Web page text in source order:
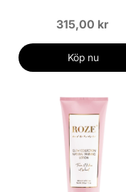
315,00 kr
Köp nu